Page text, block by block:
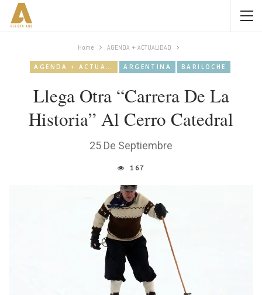
Home AGENDA + ACTUALIDAD
AGENDA + ACTUALIDAD ARGENTINA BARILOCHE
Llega Otra “Carrera De La
Historia” Al Cerro Catedral
25 De Septiembre
167